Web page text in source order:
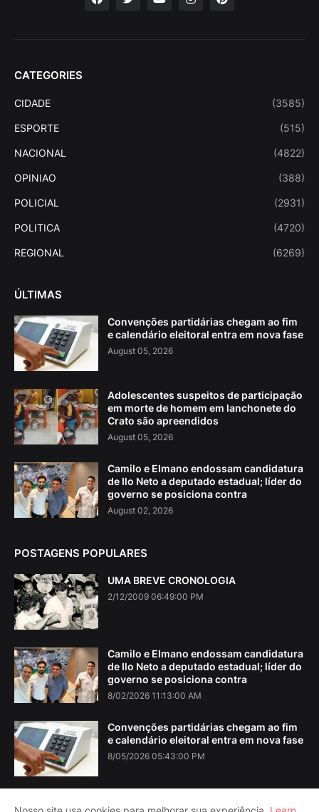
CATEGORIES
CIDADE (3585)
ESPORTE (515)
NACIONAL (4822)
OPINIAO (388)
POLICIAL (2931)
POLITICA (4720)
REGIONAL (6269)
ÚLTIMAS
Convenções partidárias chegam ao fim
e calendário eleitoral entra em nova fase
August 05, 2026
Adolescentes suspeitos de participação
em morte de homem em lanchonete do
Crato são apreendidos
August 05, 2026
Camilo e Elmano endossam candidatura
de Ilo Neto a deputado estadual; líder do
governo se posiciona contra
August 02, 2026
POSTAGENS POPULARES
UMA BREVE CRONOLOGIA
2/12/2009 06:49:00 PM
Camilo e Elmano endossam candidatura
de Ilo Neto a deputado estadual; líder do
governo se posiciona contra
8/02/2026 11:13:00 AM
Convenções partidárias chegam ao fim
e calendário eleitoral entra em nova fase
8/05/2026 05:43:00 PM